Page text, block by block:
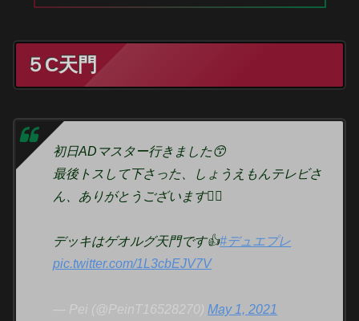
５C天門
初日ADマスター行きました😙
最後トスして下さった、しょうえもんテレビさ
ん、ありがとうございます🙇‍♂️
デッキはゲオルグ天門です👍#デュエプレ
pic.twitter.com/1L3cbEJV7V
— Pei (@PeinT16528270)May 1, 2021